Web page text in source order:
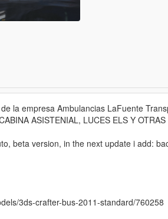
la empresa Ambulancias LaFuente
ASISTENIAL, LUCES ELS Y OTRAS
beta version, in the next update i add:
3ds-crafter-bus-2011-standard/760258